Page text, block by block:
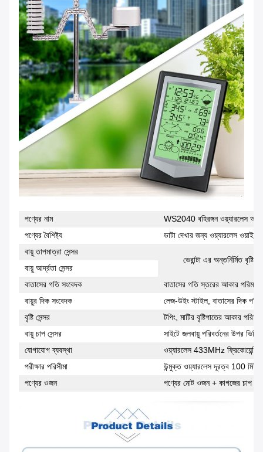
পণ্যের নাম
WS2040 বহিরঙ্গন ওয়্যারলেস
পণ্যের বৈশিষ্ট্য
ডাটা দেখার জন্য ওয়্যারলেস
বায়ু তাপমাত্রা সেন্সর
ভেরান্টা এর অন্তর্নির্মিত
বায়ু আর্দ্রতা সেন্সর
বাতাসের গতি সংবেদক
বাতাসের গতি স্তরের আকার পরিমাপ
বায়ুর দিক সংবেদক
লেজ-উইং স্টাইল, বাতাসের দিক
বৃষ্টি সেন্সর
টপিং, মাটির বৃষ্টিপাতের আকার পরিমাপ
বায়ু চাপ সেন্সর
সাইটে জলবায়ু পরিবর্তনের উপর
যোগাযোগ ব্যবস্থা
ওয়্যারলেস 433MHz ফ্রিকোয়েন্সি
পরীক্ষার পরিসীমা
উন্মুক্ত ওয়্যারলেস দূরত্ব 100
পণ্যের ওজন
পণ্যের মোট ওজন + কাগজের চাপ +